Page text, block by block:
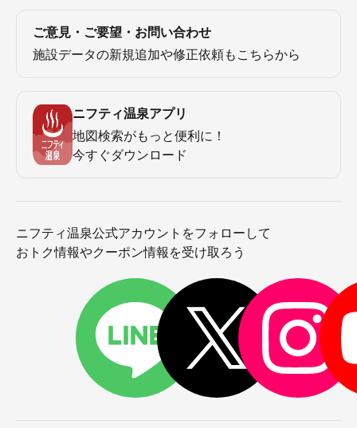
ご意見・ご要望・お問い合わせ
施設データの新規追加や修正依頼もこちらから
ニフティ温泉アプリ
地図検索がもっと便利に！
今すぐダウンロード
ニフティ温泉公式アカウントをフォローして
おトク情報やクーポン情報を受け取ろう